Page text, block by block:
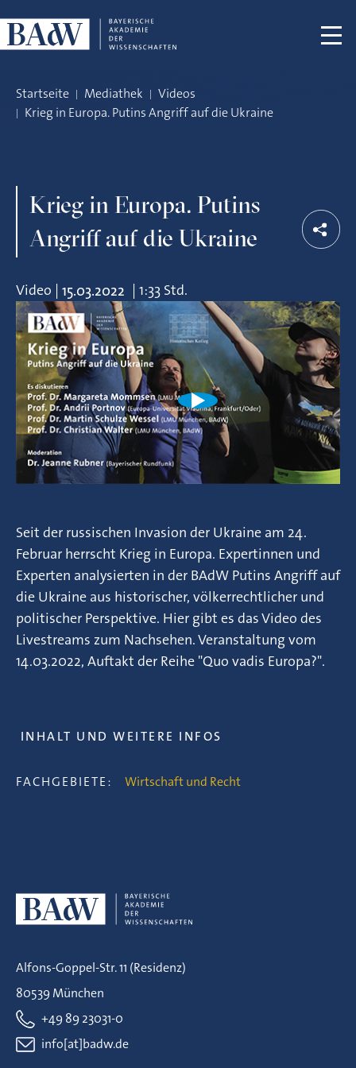
Startseite Mediathek
Videos
Krieg in Europa. Putins Angriff auf die Ukraine
Krieg in Europa. Putins
Angriff auf die Ukraine
Video | 15.03.2022 | 1:33 Std.
Seit der russischen Invasion der Ukraine am 24.
Februar herrscht Krieg in Europa. Expertinnen und
Experten analysierten in der BAdW Putins Angriff auf
die Ukraine aus historischer, völkerrechtlicher und
politischer Perspektive. Hier gibt es das Video des
Livestreams zum Nachsehen. Veranstaltung vom
14.03.2022, Auftakt der Reihe "Quo vadis Europa?".
INHALT UND WEITERE INFOS
FACHGEBIETE: Wirtschaft und Recht
Alfons-Goppel-Str. 11 (Residenz)
80539 München
+49 89 23031-0
info[at]badw.de